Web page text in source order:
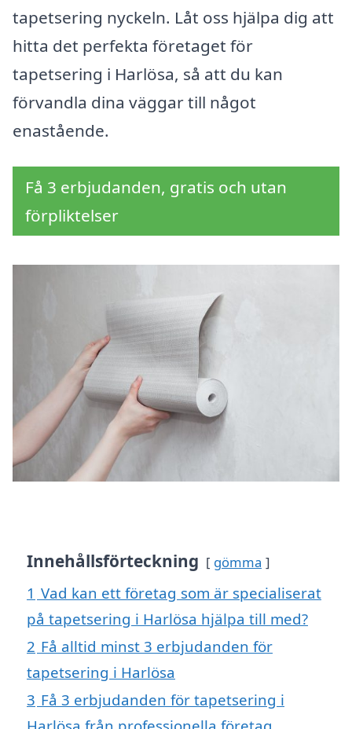
tapetsering nyckeln. Låt oss hjälpa dig att
hitta det perfekta företaget för
tapetsering i Harlösa, så att du kan
förvandla dina väggar till något
enastående.
Få 3 erbjudanden, gratis och utan
förpliktelser
Innehållsförteckning gömma
1 Vad kan ett företag som är specialiserat
på tapetsering i Harlösa hjälpa till med?
2 Få alltid minst 3 erbjudanden för
tapetsering i Harlösa
3 Få 3 erbjudanden för tapetsering i